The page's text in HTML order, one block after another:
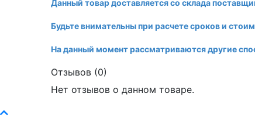
Данный товар доставляется со склада
Будьте внимательны при расчете сроков и
На данный момент рассматриваются другие
Отзывов (0)
Нет отзывов о данном товаре.